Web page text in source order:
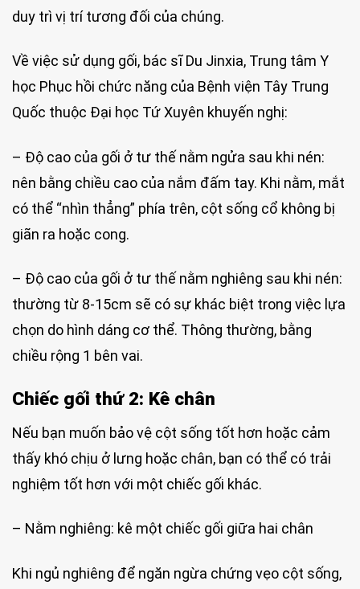
duy trì vị trí tương đối của chúng.
Về việc sử dụng gối, bác sĩ Du Jinxia, Trung tâm Y
học Phục hồi chức năng của Bệnh viện Tây Trung
Quốc thuộc Đại học Tứ Xuyên khuyến nghị:
– Độ cao của gối ở tư thế nằm ngửa sau khi nén:
nên bằng chiều cao của nắm đấm tay. Khi nằm, mắt
có thể “nhìn thẳng” phía trên, cột sống cổ không bị
giãn ra hoặc cong.
– Độ cao của gối ở tư thế nằm nghiêng sau khi nén:
thường từ 8-15cm sẽ có sự khác biệt trong việc lựa
chọn do hình dáng cơ thể. Thông thường, bằng
chiều rộng 1 bên vai.
Chiếc gối thứ 2: Kê chân
Nếu bạn muốn bảo vệ cột sống tốt hơn hoặc cảm
thấy khó chịu ở lưng hoặc chân, bạn có thể có trải
nghiệm tốt hơn với một chiếc gối khác.
– Nằm nghiêng: kê một chiếc gối giữa hai chân
Khi ngủ nghiêng để ngăn ngừa chứng vẹo cột sống,